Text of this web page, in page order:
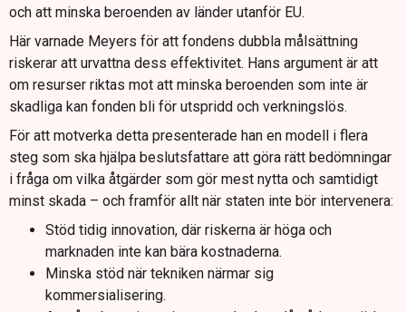
och att minska beroenden av länder utanför EU.
Här varnade Meyers för att fondens dubbla målsättning
riskerar att urvattna dess effektivitet. Hans argument är att
om resurser riktas mot att minska beroenden som inte är
skadliga kan fonden bli för utspridd och verkningslös.
För att motverka detta presenterade han en modell i flera
steg som ska hjälpa beslutsfattare att göra rätt bedömningar
i fråga om vilka åtgärder som gör mest nytta och samtidigt
minst skada – och framför allt när staten inte bör intervenera:
Stöd tidig innovation, där riskerna är höga och
marknaden inte kan bära kostnaderna.
Minska stöd när tekniken närmar sig
kommersialisering.